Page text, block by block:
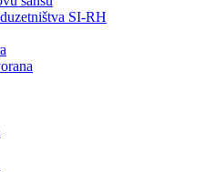
SI-RH